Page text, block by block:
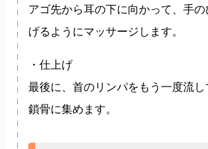
アゴ先から耳の下に向かって、手の
げるようにマッサージします。
・仕上げ
最後に、首のリンパをもう一度流
鎖骨に集めます。